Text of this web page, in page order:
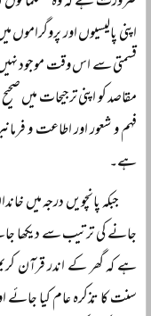
اپنی پالیسیوں اور پروگراموں
قسمتی سے اس وقت موجود نہیں
مقاصد کو اپنی ترجیحات میں
فہم و شعور اور اطاعت و
ہے۔
جبکہ پانچویں درجہ میں
جانے کی ترتیب سے دیکھا
ہے کہ گھر کے اندر قرآن
سنت کا تذکرہ عام کیا جائے